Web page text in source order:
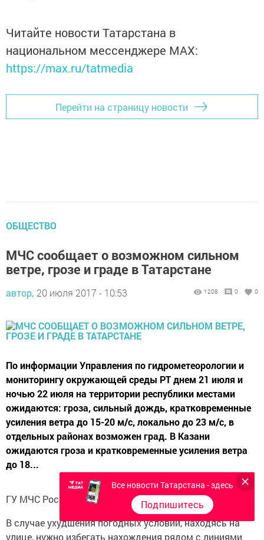
Читайте новости Татарстана в
национальном мессенджере MАХ:
https://max.ru/tatmedia
Перейти на страницу новости
ОБЩЕСТВО
МЧС сообщает о возможном сильном
ветре, грозе и граде в Татарстане
автор, 20 июля 2017 - 10:53 1208 0 0
По информации Управления по гидрометеорологии и
мониторингу окружающей среды РТ днем 21 июля и
ночью 22 июля на территории республики местами
ожидаются: гроза, сильный дождь, кратковременные
усиления ветра до 15-20 м/с, локально до 23 м/с, в
отдельных районах возможен град. В Казани
ожидаются гроза и кратковременные усиления ветра
до 18...
ГУ МЧС России по Республике Татарстан рекомендует:
В случае ухудшения погодных условий, находясь на
улице, нужно избегать нахождения рядом с линиями
Все новости Татарстана - здесь
Подпишитесь